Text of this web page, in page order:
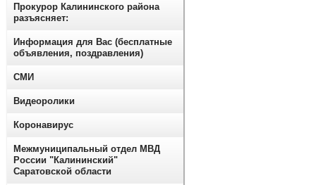
Прокурор Калининского района
разъясняет:
Информация для Вас (бесплатные
объявления, поздравления)
СМИ
Видеоролики
Коронавирус
Межмуниципальный отдел МВД
России "Калининский"
Саратовской области